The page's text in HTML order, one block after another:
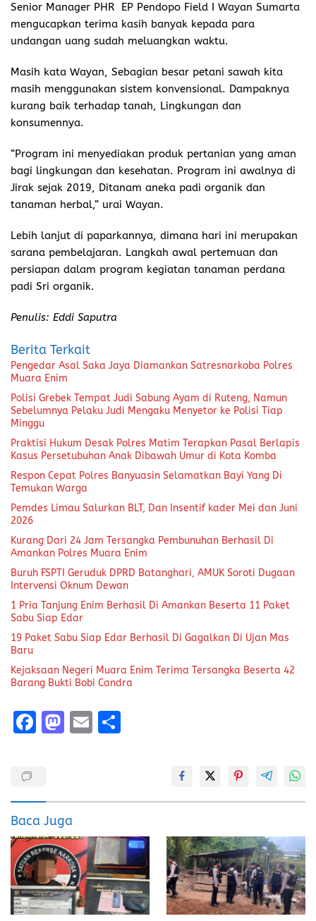
Senior Manager PHR EP Pendopo Field I Wayan Sumarta
mengucapkan terima kasih banyak kepada para
undangan uang sudah meluangkan waktu.
Masih kata Wayan, Sebagian besar petani sawah kita
masih menggunakan sistem konvensional. Dampaknya
kurang baik terhadap tanah, Lingkungan dan
konsumennya.
“Program ini menyediakan produk pertanian yang aman
bagi lingkungan dan kesehatan. Program ini awalnya di
Jirak sejak 2019, Ditanam aneka padi organik dan
tanaman herbal,” urai Wayan.
Lebih lanjut di paparkannya, dimana hari ini merupakan
sarana pembelajaran. Langkah awal pertemuan dan
persiapan dalam program kegiatan tanaman perdana
padi Sri organik.
Penulis: Eddi Saputra
Berita Terkait
Pengedar Asal Saka Jaya Diamankan Satresnarkoba Polres
Muara Enim
Polisi Grebek Tempat Judi Sabung Ayam di Ruteng, Namun
Sebelumnya Pelaku Judi Mengaku Menyetor ke Polisi Tiap
Minggu
Praktisi Hukum Desak Polres Matim Terapkan Pasal Berlapis
Kasus Persetubuhan Anak Dibawah Umur di Kota Komba
Respon Cepat Polres Banyuasin Selamatkan Bayi Yang Di
Temukan Warga
Pemdes Limau Salurkan BLT, Dan Insentif kader Mei dan Juni
2026
Kurang Dari 24 Jam Tersangka Pembunuhan Berhasil Di
Amankan Polres Muara Enim
Buruh FSPTI Geruduk DPRD Batanghari, AMUK Soroti Dugaan
Intervensi Oknum Dewan
1 Pria Tanjung Enim Berhasil Di Amankan Beserta 11 Paket
Sabu Siap Edar
19 Paket Sabu Siap Edar Berhasil Di Gagalkan Di Ujan Mas
Baru
Kejaksaan Negeri Muara Enim Terima Tersangka Beserta 42
Barang Bukti Bobi Candra
F
o
o
k
M
d
o
n
E
Baca Juga